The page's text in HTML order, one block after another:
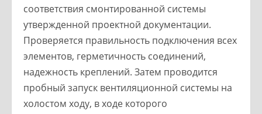
соответствия смонтированной системы
утвержденной проектной документации.
Проверяется правильность подключения всех
элементов, герметичность соединений,
надежность креплений. Затем проводится
пробный запуск вентиляционной системы на
холостом ходу, в ходе которого